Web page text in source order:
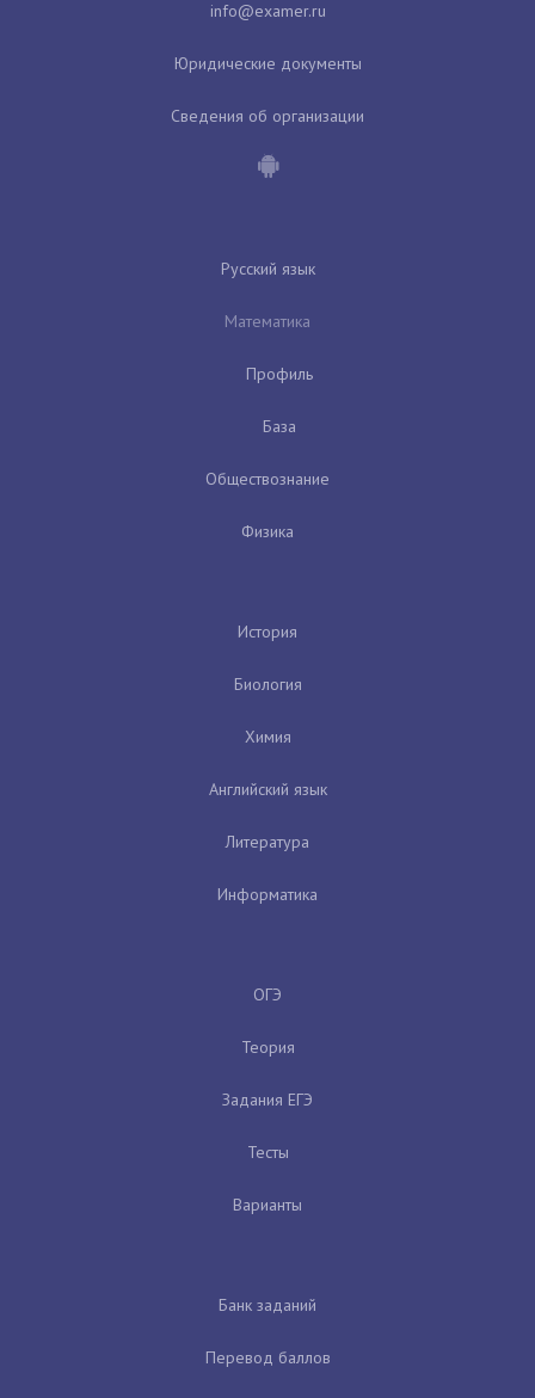
Юридические документы
Сведения об организации
Русский язык
Математика
Профиль
База
Обществознание
Физика
История
Биология
Химия
Английский язык
Литература
Информатика
ОГЭ
Теория
Задания ЕГЭ
Тесты
Варианты
Банк заданий
Перевод баллов